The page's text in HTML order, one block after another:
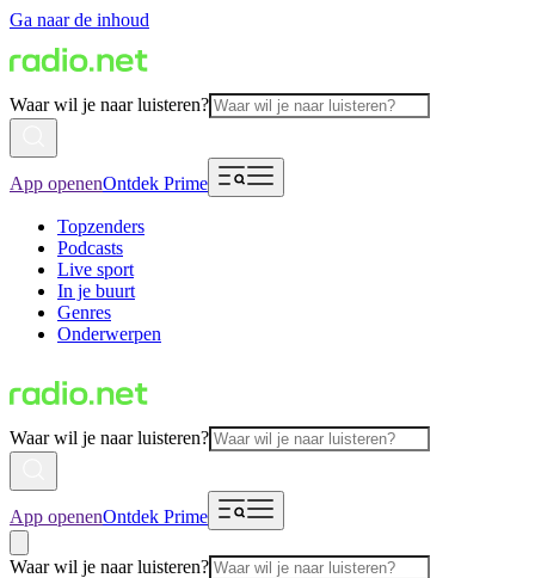
Ga naar de inhoud
Waar wil je naar luisteren?
App openenOntdek Prime
Topzenders
Podcasts
Live sport
In je buurt
Genres
Onderwerpen
Waar wil je naar luisteren?
App openenOntdek Prime
Waar wil je naar luisteren?